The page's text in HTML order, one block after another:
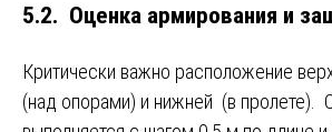
5.2. Оценка армирования и
Критически важно расположение
(над опорами) и нижней (в пролете).